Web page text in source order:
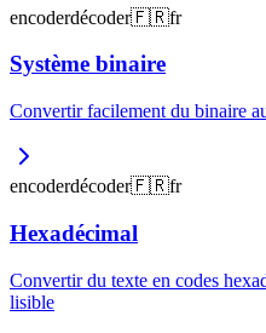
encoderdécoder🇫🇷fr
Système binaire
Convertir facilement du binaire
encoderdécoder🇫🇷fr
Hexadécimal
Convertir du texte en codes
lisible